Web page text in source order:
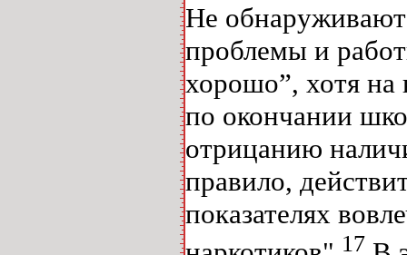
Не обнаруживают
проблемы и
хорошо”, хотя на
по окончании
отрицанию
правило,
показателях
17